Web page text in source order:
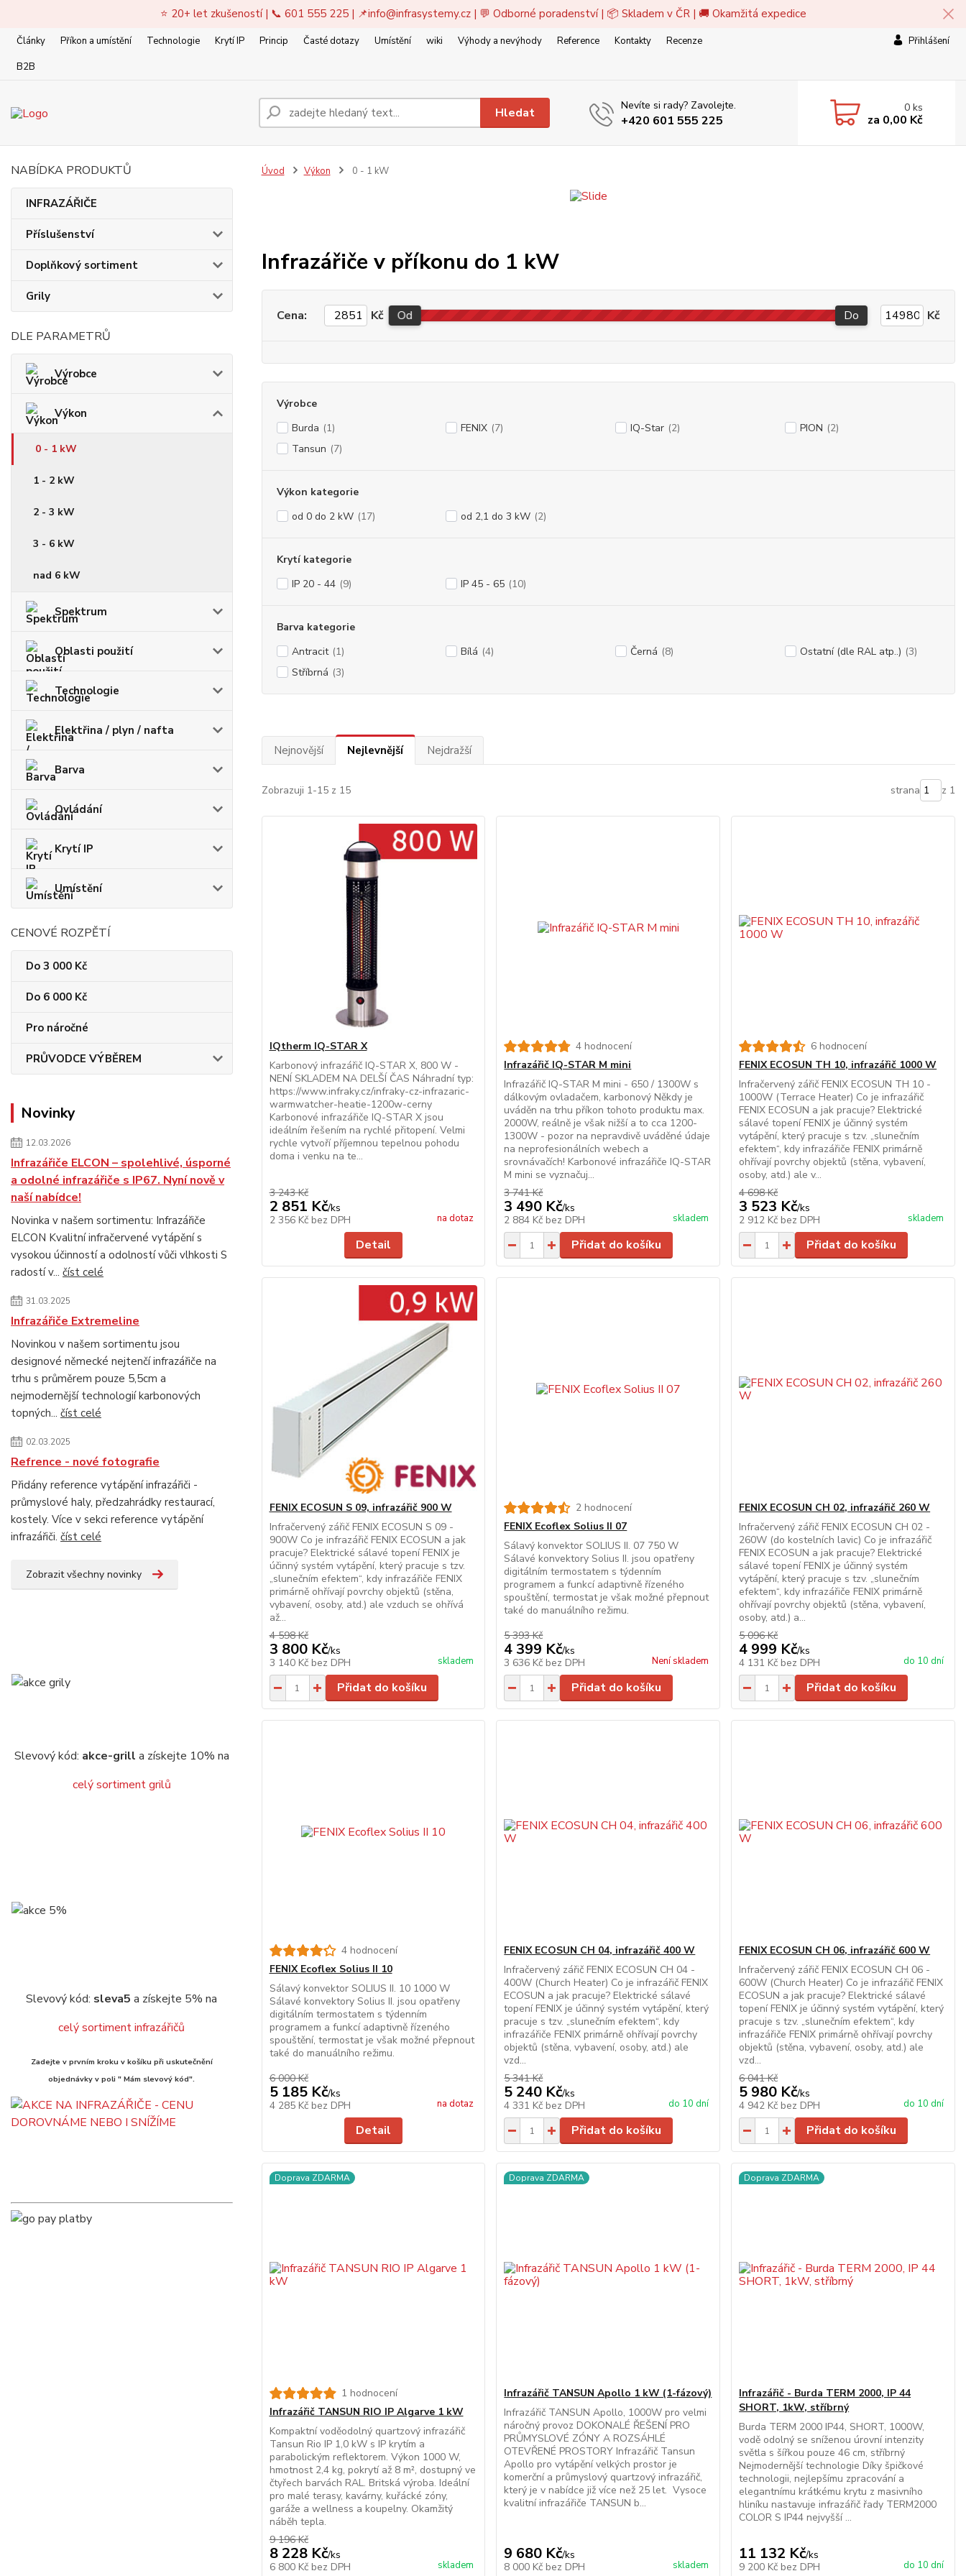
⭐ 20+ let zkušeností | 📞 601 555 225 | 📌info@infrasystemy.cz| 💬 Odborné poradenství | 📦 Skladem v ČR | 🚚 Okamžitá expedice
Články Příkon a umístění Technologie Krytí IP Princip Časté dotazy Umístění wiki Výhody a nevýhody Reference Kontakty
Recenze
B2B
Přihlášení
Hledat Nevíte si rady? Zavolejte.
+420 601 555 225
0 ks
za 0,00 Kč
NABÍDKA PRODUKTŮ
INFRAZÁŘIČE
Příslušenství
Doplňkový sortiment
Grily
DLE PARAMETRŮ
Výrobce
Výkon
0 - 1 kW
1 - 2 kW
2 - 3 kW
3 - 6 kW
nad 6 kW
Spektrum
Oblasti použití
Technologie
Elektřina / plyn / nafta
Barva
Ovládání
Krytí IP
Umístění
CENOVÉ ROZPĚTÍ
Do 3 000 Kč
Do 6 000 Kč
Pro náročné
PRŮVODCE VÝBĚREM
Novinky
12.03.2026
Infrazářiče ELCON – spolehlivé, úsporné
a odolné infrazářiče s IP67. Nyní nově v
naší nabídce!
Novinka v našem sortimentu: Infrazářiče
ELCON Kvalitní infračervené vytápění s
vysokou účinností a odolností vůči vlhkosti S
radostí v... číst celé
31.03.2025
Infrazářiče Extremeline
Novinkou v našem sortimentu jsou
designové německé nejtenčí infrazářiče na
trhu s průměrem pouze 5,5cm a
nejmodernější technologií karbonových
topných... číst celé
02.03.2025
Refrence - nové fotografie
Přidány reference vytápění infrazářiči -
průmyslové haly, předzahrádky restaurací,
kostely. Více v sekci reference vytápění
infrazářiči. číst celé
Zobrazit všechny novinky
Slevový kód: akce-grill a získejte 10% na
celý sortiment grilů
Slevový kód: sleva5 a získejte 5% na
celý sortiment infrazářičů
Zadejte v prvním kroku v košíku při uskutečnění
objednávky v poli " Mám slevový kód".
Úvod Výkon 0 - 1 kW
Infrazářiče v příkonu do 1 kW
Cena: Kč Od Do Kč
Výrobce
Burda (1) FENIX (7) IQ-Star (2) PION (2)
Tansun (7)
Výkon kategorie
od 0 do 2 kW (17) od 2,1 do 3 kW (2)
Krytí kategorie
IP 20 - 44 (9) IP 45 - 65 (10)
Barva kategorie
Antracit (1) Bílá (4) Černá (8) Ostatní (dle RAL atp..) (3)
Stříbrná (3)
Nejnovější Nejlevnější Nejdražší
Zobrazuji 1-15 z 15 strana z 1
IQtherm IQ-STAR X
Karbonový infrazářič IQ-STAR X, 800 W -
NENÍ SKLADEM NA DELŠÍ ČAS Náhradní typ:
https://www.infraky.cz/infraky-cz-infrazaric-
warmwatcher-heatie-1200w-cerny
Karbonové infrazářiče IQ-STAR X jsou
ideálním řešením na rychlé přitopení. Velmi
rychle vytvoří příjemnou tepelnou pohodu
doma i venku na te...
3 243 Kč
2 851 Kč/ks
2 356 Kč bez DPH na dotaz
Detail
4 hodnocení
Infrazářič IQ-STAR M mini
Infrazářič IQ-STAR M mini - 650 / 1300W s
dálkovým ovladačem, karbonový Někdy je
uváděn na trhu příkon tohoto produktu max.
2000W, reálně je však nižší a to cca 1200-
1300W - pozor na nepravdivě uváděné údaje
na neprofesionálních webech a
srovnávačích! Karbonové infrazářiče IQ-STAR
M mini se vyznačuj...
3 741 Kč
3 490 Kč/ks
2 884 Kč bez DPH skladem
Přidat do košíku
6 hodnocení
FENIX ECOSUN TH 10, infrazářič 1000 W
Infračervený zářič FENIX ECOSUN TH 10 -
1000W (Terrace Heater) Co je infrazářič
FENIX ECOSUN a jak pracuje? Elektrické
sálavé topení FENIX je účinný systém
vytápění, který pracuje s tzv. „slunečním
efektem“, kdy infrazářiče FENIX primárně
ohřívají povrchy objektů (stěna, vybavení,
osoby, atd.) ale v...
4 698 Kč
3 523 Kč/ks
2 912 Kč bez DPH skladem
Přidat do košíku
FENIX ECOSUN S 09, infrazářič 900 W
Infračervený zářič FENIX ECOSUN S 09 -
900W Co je infrazářič FENIX ECOSUN a jak
pracuje? Elektrické sálavé topení FENIX je
účinný systém vytápění, který pracuje s tzv.
„slunečním efektem“, kdy infrazářiče FENIX
primárně ohřívají povrchy objektů (stěna,
vybavení, osoby, atd.) ale vzduch se ohřívá
až...
4 598 Kč
3 800 Kč/ks
3 140 Kč bez DPH skladem
Přidat do košíku
2 hodnocení
FENIX Ecoflex Solius II 07
Sálavý konvektor SOLIUS II. 07 750 W
Sálavé konvektory Solius II. jsou opatřeny
digitálním termostatem s týdenním
programem a funkcí adaptivně řízeného
spouštění, termostat je však možné přepnout
také do manuálního režimu.
5 393 Kč
4 399 Kč/ks
3 636 Kč bez DPH Není skladem
Přidat do košíku
FENIX ECOSUN CH 02, infrazářič 260 W
Infračervený zářič FENIX ECOSUN CH 02 -
260W (do kostelních lavic) Co je infrazářič
FENIX ECOSUN a jak pracuje? Elektrické
sálavé topení FENIX je účinný systém
vytápění, který pracuje s tzv. „slunečním
efektem“, kdy infrazářiče FENIX primárně
ohřívají povrchy objektů (stěna, vybavení,
osoby, atd.) a...
5 096 Kč
4 999 Kč/ks
4 131 Kč bez DPH do 10 dní
Přidat do košíku
4 hodnocení
FENIX Ecoflex Solius II 10
Sálavý konvektor SOLIUS II. 10 1000 W
Sálavé konvektory Solius II. jsou opatřeny
digitálním termostatem s týdenním
programem a funkcí adaptivně řízeného
spouštění, termostat je však možné přepnout
také do manuálního režimu.
6 000 Kč
5 185 Kč/ks
4 285 Kč bez DPH na dotaz
Detail
FENIX ECOSUN CH 04, infrazářič 400 W
Infračervený zářič FENIX ECOSUN CH 04 -
400W (Church Heater) Co je infrazářič FENIX
ECOSUN a jak pracuje? Elektrické sálavé
topení FENIX je účinný systém vytápění, který
pracuje s tzv. „slunečním efektem“, kdy
infrazářiče FENIX primárně ohřívají povrchy
objektů (stěna, vybavení, osoby, atd.) ale
vzd...
5 341 Kč
5 240 Kč/ks
4 331 Kč bez DPH do 10 dní
Přidat do košíku
FENIX ECOSUN CH 06, infrazářič 600 W
Infračervený zářič FENIX ECOSUN CH 06 -
600W (Church Heater) Co je infrazářič FENIX
ECOSUN a jak pracuje? Elektrické sálavé
topení FENIX je účinný systém vytápění, který
pracuje s tzv. „slunečním efektem“, kdy
infrazářiče FENIX primárně ohřívají povrchy
objektů (stěna, vybavení, osoby, atd.) ale
vzd...
6 041 Kč
5 980 Kč/ks
4 942 Kč bez DPH do 10 dní
Přidat do košíku
Doprava ZDARMA
1 hodnocení
Infrazářič TANSUN RIO IP Algarve 1 kW
Kompaktní voděodolný quartzový infrazářič
Tansun Rio IP 1,0 kW s IP krytím a
parabolickým reflektorem. Výkon 1000 W,
hmotnost 2,4 kg, pokrytí až 8 m², dostupný ve
čtyřech barvách RAL. Britská výroba. Ideální
pro malé terasy, kavárny, kuřácké zóny,
garáže a wellness a koupelny. Okamžitý
náběh tepla.
9 196 Kč
8 228 Kč/ks
6 800 Kč bez DPH skladem
Doprava ZDARMA
Infrazářič TANSUN Apollo 1 kW (1-fázový)
Infrazářič TANSUN Apollo, 1000W pro velmi
náročný provoz DOKONALÉ ŘEŠENÍ PRO
PRŮMYSLOVÉ ZÓNY A ROZSÁHLÉ
OTEVŘENÉ PROSTORY Infrazářič Tansun
Apollo pro vytápění velkých prostor je
komerční a průmyslový quartzový infrazářič,
který je v nabídce již více než 25 let. Vysoce
kvalitní infrazářiče TANSUN b...
9 680 Kč/ks
8 000 Kč bez DPH skladem
Doprava ZDARMA
Infrazářič - Burda TERM 2000, IP 44
SHORT, 1kW, stříbrný
Burda TERM 2000 IP44, SHORT, 1000W,
vodě odolný se sníženou úrovní intenzity
světla s šířkou pouze 46 cm, stříbrný
Nejmodernější technologie Díky špičkové
technologii, nejlepšímu zpracování a
elegantnímu krátkému krytu z masivního
hliníku nastavuje infrazářič řady TERM2000
COLOR S IP44 nejvyšší ...
11 132 Kč/ks
9 200 Kč bez DPH do 10 dní